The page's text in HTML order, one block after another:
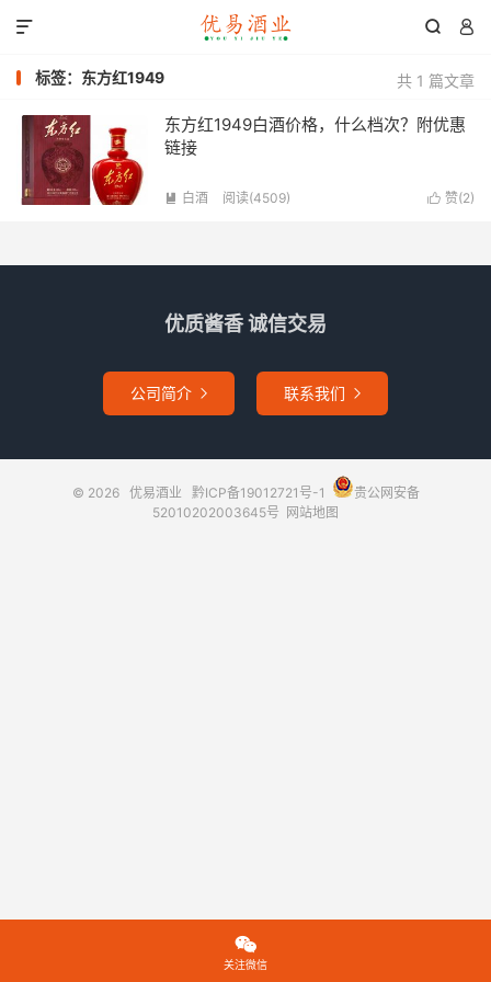
 

共 1 篇文章
标签：东方红1949
东方红1949白酒价格，什么档次？附优惠
链接
 赞(2)
 白酒 阅读(4509)
优质酱香 诚信交易
公司简介  联系我们 
© 2026 优易酒业 黔ICP备19012721号-1
贵公网安备
52010202003645号 网站地图

关注微信